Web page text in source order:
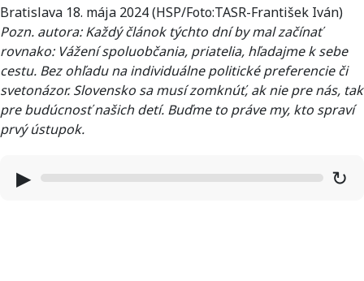
Bratislava 18. mája 2024 (HSP/Foto:TASR-František Iván)
Pozn. autora: Každý článok týchto dní by mal začínať
rovnako: Vážení spoluobčania, priatelia, hľadajme k sebe
cestu. Bez ohľadu na individuálne politické preferencie či
svetonázor. Slovensko sa musí zomknúť, ak nie pre nás, tak
pre budúcnosť našich detí. Buďme to práve my, kto spraví
prvý ústupok.
▶ ↻